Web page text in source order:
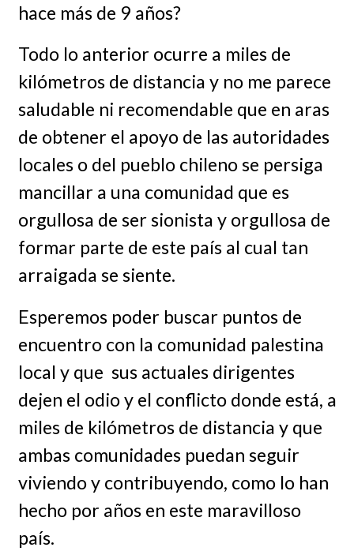
hace más de 9 años?
Todo lo anterior ocurre a miles de
kilómetros de distancia y no me parece
saludable ni recomendable que en aras
de obtener el apoyo de las autoridades
locales o del pueblo chileno se persiga
mancillar a una comunidad que es
orgullosa de ser sionista y orgullosa de
formar parte de este país al cual tan
arraigada se siente.
Esperemos poder buscar puntos de
encuentro con la comunidad palestina
local y que sus actuales dirigentes
dejen el odio y el conflicto donde está, a
miles de kilómetros de distancia y que
ambas comunidades puedan seguir
viviendo y contribuyendo, como lo han
hecho por años en este maravilloso
país.